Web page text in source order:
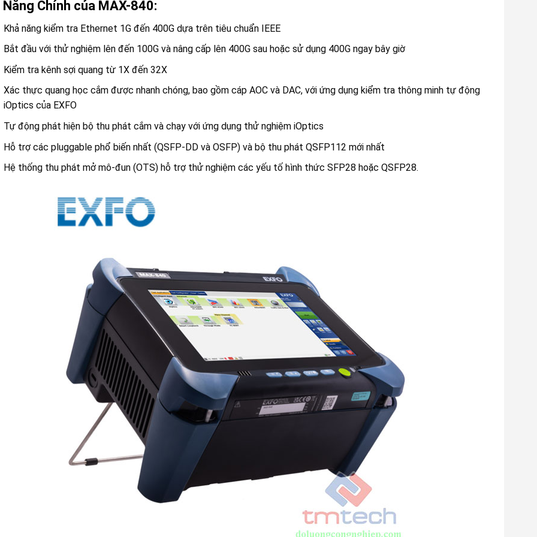
Chính của MAX-840:
Khả năng kiểm tra Ethernet 1G đến 400G dựa trên tiêu chuẩn IEEE
Bắt đầu với thử nghiệm lên đến 100G và nâng cấp lên 400G sau hoặc sử dụng 400G ngay bây giờ
Kiểm tra kênh sợi quang từ 1X đến 32X
Xác thực quang học cắm được nhanh chóng, bao gồm cáp AOC và DAC, với ứng dụng kiểm tra thông minh tự động
iOptics của EXFO
Tự động phát hiện bộ thu phát cắm và chạy với ứng dụng thử nghiệm iOptics
Hỗ trợ các pluggable phổ biến nhất (QSFP-DD và OSFP) và bộ thu phát QSFP112 mới nhất
Hệ thống thu phát mở mô-đun (OTS) hỗ trợ thử nghiệm các yếu tố hình thức SFP28 hoặc QSFP28.